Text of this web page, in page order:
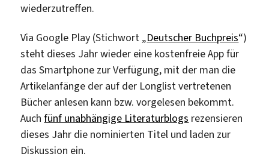
wiederzutreffen.
Via Google Play (Stichwort „Deutscher Buchpreis“)
steht dieses Jahr wieder eine kostenfreie App für
das Smartphone zur Verfügung, mit der man die
Artikelanfänge der auf der Longlist vertretenen
Bücher anlesen kann bzw. vorgelesen bekommt.
Auchfünf unabhängige Literaturblogs rezensieren
dieses Jahr die nominierten Titel und laden zur
Diskussion ein.